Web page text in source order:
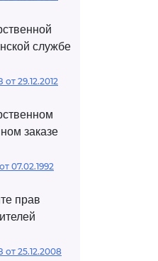
службе
29.12.2012
заказе
07.02.1992
прав
от 25.12.2008